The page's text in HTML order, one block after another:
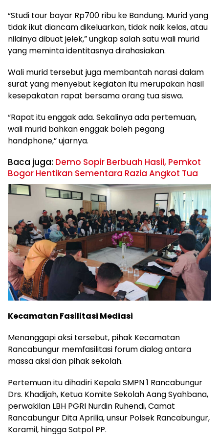
“Studi tour bayar Rp700 ribu ke Bandung. Murid yang
tidak ikut diancam dikeluarkan, tidak naik kelas, atau
nilainya dibuat jelek,” ungkap salah satu wali murid
yang meminta identitasnya dirahasiakan.
Wali murid tersebut juga membantah narasi dalam
surat yang menyebut kegiatan itu merupakan hasil
kesepakatan rapat bersama orang tua siswa.
“Rapat itu enggak ada. Sekalinya ada pertemuan,
wali murid bahkan enggak boleh pegang
handphone,” ujarnya.
Baca juga: Demo Sopir Berbuah Hasil, Pemkot
Bogor Hentikan Sementara Razia Angkot Tua
Kecamatan Fasilitasi Mediasi
Menanggapi aksi tersebut, pihak Kecamatan
Rancabungur memfasilitasi forum dialog antara
massa aksi dan pihak sekolah.
Pertemuan itu dihadiri Kepala SMPN 1 Rancabungur
Drs. Khadijah, Ketua Komite Sekolah Aang Syahbana,
perwakilan LBH PGRI Nurdin Ruhendi, Camat
Rancabungur Dita Aprilia, unsur Polsek Rancabungur,
Koramil, hingga Satpol PP.